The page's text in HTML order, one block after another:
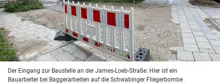
Der Eingang zur Baustelle an der James-Loeb-Straße: Hier ist ein
Bauarbeiter bei Baggerarbeiten auf die Schwabinger Fliegerbombe